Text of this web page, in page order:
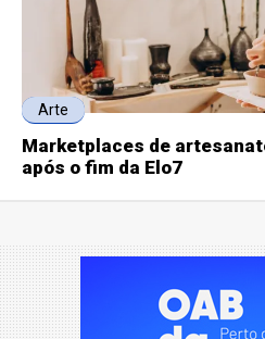
Arte
Marketplaces de
após o fim da Elo7